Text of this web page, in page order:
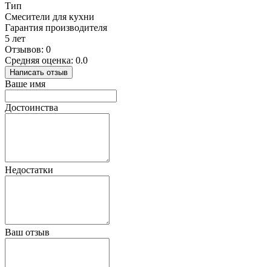
Тип
Смесители для кухни
Гарантия производителя
5 лет
Отзывов: 0
Средняя оценка: 0.0
Написать отзыв
Ваше имя
Достоинства
Недостатки
Ваш отзыв